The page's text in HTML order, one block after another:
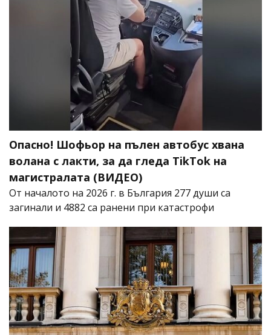
Опасно! Шофьор на пълен автобус хвана
волана с лакти, за да гледа TikTok на
магистралата (ВИДЕО)
От началото на 2026 г. в България 277 души са
загинали и 4882 са ранени при катастрофи